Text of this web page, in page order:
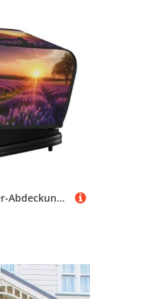
2 Scheiben Toaster-Abdeckung mit Taschen und Griff oben, kleine Brotbackmaschinen-Abdeckungen, Lavendelwiese bei Sonnenuntergang, Frühling, Küche, kleine Geräte, waschbar, universelle Ofenabdeckungen